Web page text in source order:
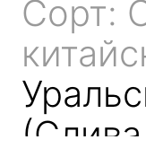
Сорт: